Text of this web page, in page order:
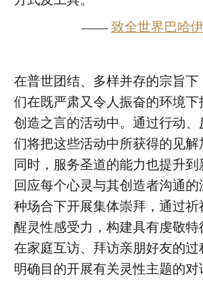
——致全世界巴哈
在普世团结、多样并存的宗旨
们在既严肃又令人振奋的环境下
创造之言的活动中。通过行动
们将把这些活动中所获得的见解
同时，服务圣道的能力也提升
回应每个心灵与其创造者沟通
种场合下开展集体崇拜，通过
醒灵性感受力，构建具有虔敬特
在家庭互访、拜访亲朋好友的
明确目的开展有关灵性主题的